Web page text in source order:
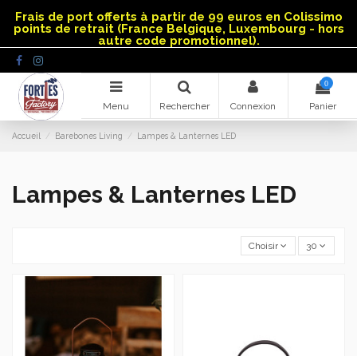
Frais de port offerts à partir de 99 euros en Colissimo
points de retrait (France Belgique, Luxembourg - hors
autre code promotionnel).
Menu Rechercher Connexion
0
Panier
Accueil Barebones Living Lampes & Lanternes LED
Lampes & Lanternes LED
Choisir 30